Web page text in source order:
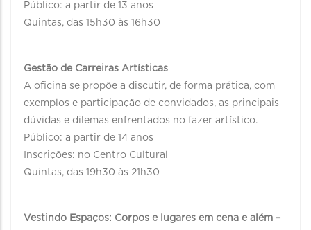
Público: a partir de 13 anos
Quintas, das 15h30 às 16h30
Gestão de Carreiras Artísticas
A oficina se propõe a discutir, de forma prática, com
exemplos e participação de convidados, as principais
dúvidas e dilemas enfrentados no fazer artístico.
Público: a partir de 14 anos
Inscrições: no Centro Cultural
Quintas, das 19h30 às 21h30
Vestindo Espaços: Corpos e lugares em cena e além –